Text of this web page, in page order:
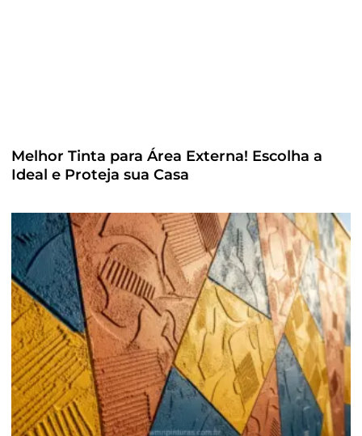
Melhor Tinta para Área Externa! Escolha a
Ideal e Proteja sua Casa